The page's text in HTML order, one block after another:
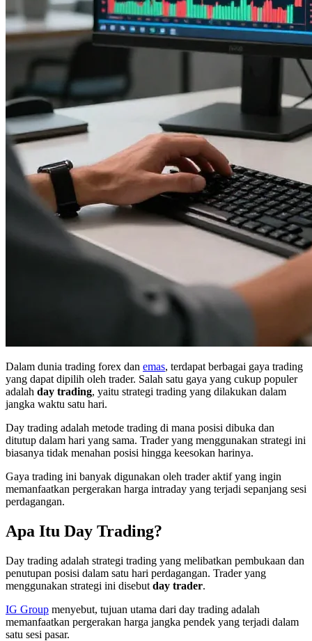
Dalam dunia trading forex dan emas, terdapat berbagai gaya trading
yang dapat dipilih oleh trader. Salah satu gaya yang cukup populer
adalah day trading, yaitu strategi trading yang dilakukan dalam
jangka waktu satu hari.
Day trading adalah metode trading di mana posisi dibuka dan
ditutup dalam hari yang sama. Trader yang menggunakan strategi ini
biasanya tidak menahan posisi hingga keesokan harinya.
Gaya trading ini banyak digunakan oleh trader aktif yang ingin
memanfaatkan pergerakan harga intraday yang terjadi sepanjang sesi
perdagangan.
Apa Itu Day Trading?
Day trading adalah strategi trading yang melibatkan pembukaan dan
penutupan posisi dalam satu hari perdagangan. Trader yang
menggunakan strategi ini disebut day trader.
IG Group menyebut, tujuan utama dari day trading adalah
memanfaatkan pergerakan harga jangka pendek yang terjadi dalam
satu sesi pasar.